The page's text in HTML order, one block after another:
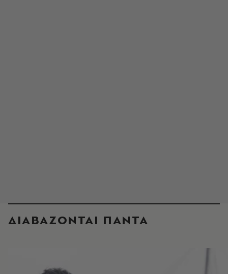
ΔΙΑΒΑΖΟΝΤΑΙ ΠΑΝΤΑ